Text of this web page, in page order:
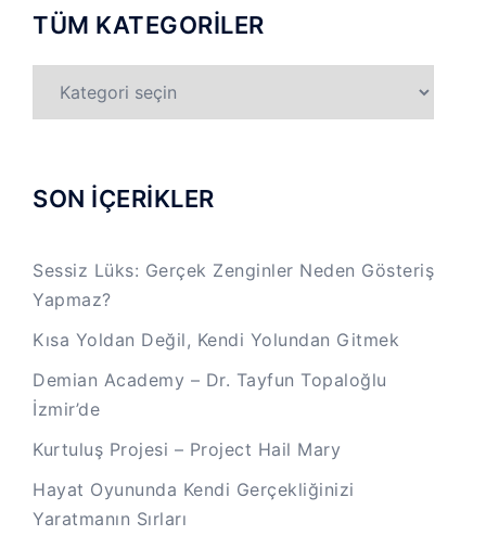
TÜM KATEGORİLER
KATEGORİLER
SON İÇERİKLER
Sessiz Lüks: Gerçek Zenginler Neden Gösteriş
Yapmaz?
Kısa Yoldan Değil, Kendi Yolundan Gitmek
Demian Academy – Dr. Tayfun Topaloğlu
İzmir’de
Kurtuluş Projesi – Project Hail Mary
Hayat Oyununda Kendi Gerçekliğinizi
Yaratmanın Sırları